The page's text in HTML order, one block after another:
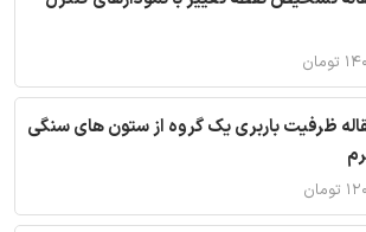
ظرفیت باربری یک گروه از ستون های سنگی